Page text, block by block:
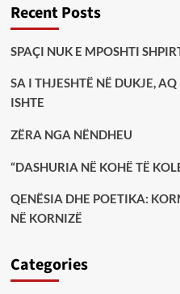
Recent Posts
SPAÇI NUK E MPOSHTI
SA I THJESHTË NË DUKJE,
ISHTE
ZËRA NGA NËNDHEU
“DASHURIA NË KOHË TË
QENËSIA DHE POETIKA:
NË KORNIZË
Categories